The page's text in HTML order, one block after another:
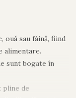
ouă sau făină, fiind
alimentare.
sunt bogate în
pline de